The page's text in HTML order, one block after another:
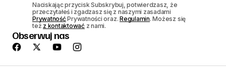
Naciskając przycisk Subskrybuj, potwierdzasz, że
przeczytałeś i zgadzasz się z naszymi zasadami
PrywatnośćPrywatności oraz.Regulamin. Możesz się
też z kontaktowaćz nami.
Obserwuj nas